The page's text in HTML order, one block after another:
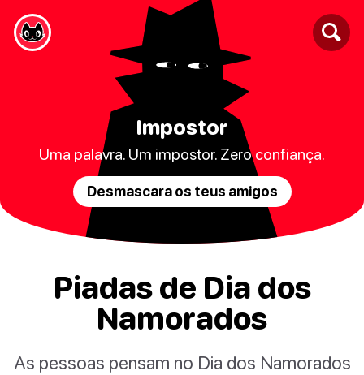
Impostor
Uma palavra. Um impostor. Zero confiança.
Desmascara os teus amigos
Piadas de Dia dos
Namorados
As pessoas pensam no Dia dos Namorados